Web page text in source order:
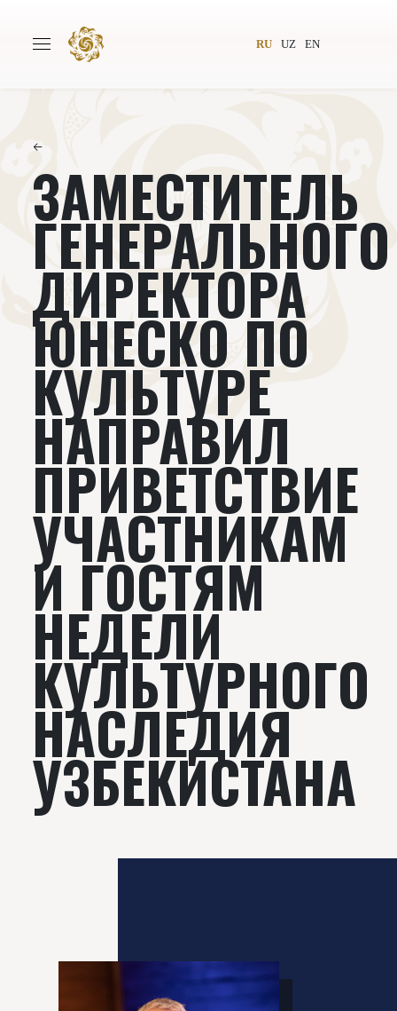
RU UZ EN
Авторы Всемирное общество
Новости
Проекты Подкасты
Книги Видеолекторий
←
ЗАМЕСТИТЕЛЬ
ГЕНЕРАЛЬНОГО
ДИРЕКТОРА
ЮНЕСКО ПО
КУЛЬТУРЕ
НАПРАВИЛ
ПРИВЕТСТВИЕ
УЧАСТНИКАМ
И ГОСТЯМ
НЕДЕЛИ
КУЛЬТУРНОГО
НАСЛЕДИЯ
УЗБЕКИСТАНА